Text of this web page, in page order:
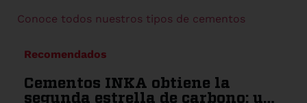
Conoce todos nuestros tipos de cementos
Recomendados
Cementos INKA obtiene la
segunda estrella de carbono: un